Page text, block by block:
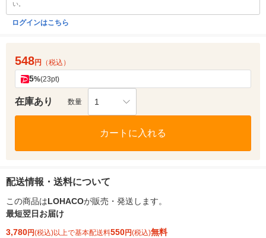
い。
ログインはこちら
548円 （税込）
5%(23pt)
在庫あり 数量 1
カートに入れる
配送情報・送料について
この商品はLOHACOが販売・発送します。
最短翌日お届け
3,780円(税込)以上で基本配送料550円(税込)無料